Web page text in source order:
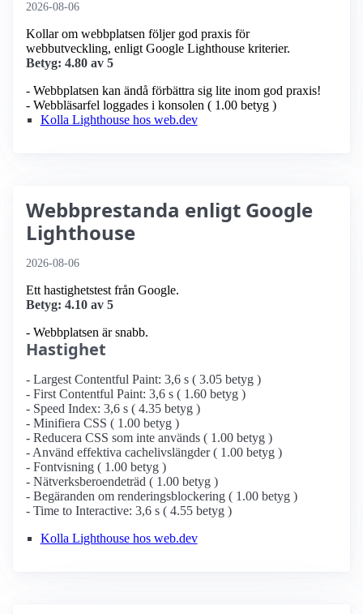
2026-08-06
Kollar om webbplatsen följer god praxis för
webbutveckling, enligt Google Lighthouse kriterier.
Betyg: 4.80 av 5
- Webbplatsen kan ändå förbättra sig lite inom god praxis!
- Webbläsarfel loggades i konsolen ( 1.00 betyg )
Kolla Lighthouse hos web.dev
Webbprestanda enligt Google
Lighthouse
2026-08-06
Ett hastighetstest från Google.
Betyg: 4.10 av 5
- Webbplatsen är snabb.
Hastighet
- Largest Contentful Paint: 3,6 s ( 3.05 betyg )
- First Contentful Paint: 3,6 s ( 1.60 betyg )
- Speed Index: 3,6 s ( 4.35 betyg )
- Minifiera CSS ( 1.00 betyg )
- Reducera CSS som inte används ( 1.00 betyg )
- Använd effektiva cachelivslängder ( 1.00 betyg )
- Fontvisning ( 1.00 betyg )
- Nätverksberoendeträd ( 1.00 betyg )
- Begäranden om renderingsblockering ( 1.00 betyg )
- Time to Interactive: 3,6 s ( 4.55 betyg )
Kolla Lighthouse hos web.dev